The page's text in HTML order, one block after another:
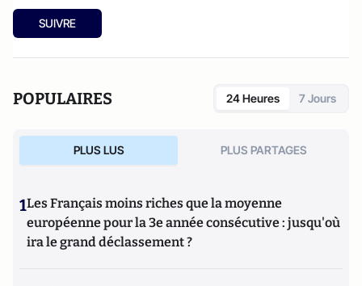
SUIVRE
POPULAIRES 24 Heures 7 Jours
PLUS LUS PLUS PARTAGES
1Les Français moins riches que la moyenne
européenne pour la 3e année consécutive : jusqu'où
ira le grand déclassement ?